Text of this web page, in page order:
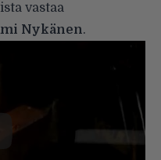
vastaa
Nykänen.